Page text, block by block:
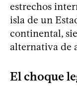
estrechos
isla de un
continental,
alternativa de
El choque